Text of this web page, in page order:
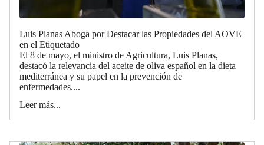
Luis Planas Aboga por Destacar las Propiedades del AOVE
en el Etiquetado
El 8 de mayo, el ministro de Agricultura, Luis Planas,
destacó la relevancia del aceite de oliva español en la dieta
mediterránea y su papel en la prevención de
enfermedades....
Leer más...